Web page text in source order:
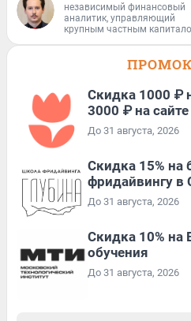
независимый финансовый
аналитик, управляющий
крупным частным
Скидка 1000 ₽
3000 ₽ на
До 31 августа, 2026
Скидка 15% на
фридайвингу в
До 31 августа, 2026
Скидка 10% на
обучения
До 31 августа, 2026